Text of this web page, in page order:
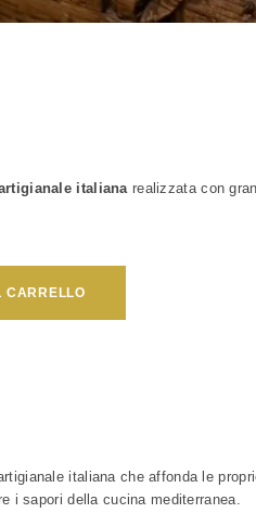
italiana realizzata con
CARRELLO
italiana che affonda le
i sapori della cucina mediterranea.